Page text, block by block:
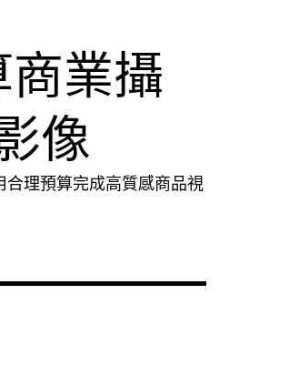
業攝
像
理預算完成高質感商品視